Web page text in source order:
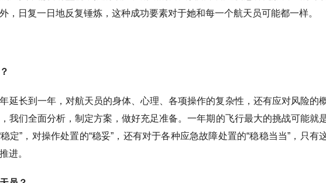
，日复一日地反复锤炼，这种成功要素对于她和每一个航天员可能都一样。
延长到一年，对航天员的身体、心理、各项操作的复杂性，还有应对风险的
我们全面分析，制定方案，做好充足准备。一年期的飞行最大的挑战可能就
定”，对操作处置的“稳妥”，还有对于各种应急故障处置的“稳稳当当”，只有
进。